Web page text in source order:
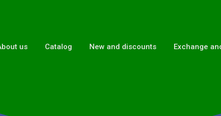
us Catalog New and discounts Exchange